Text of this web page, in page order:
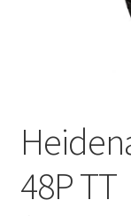
48P TT